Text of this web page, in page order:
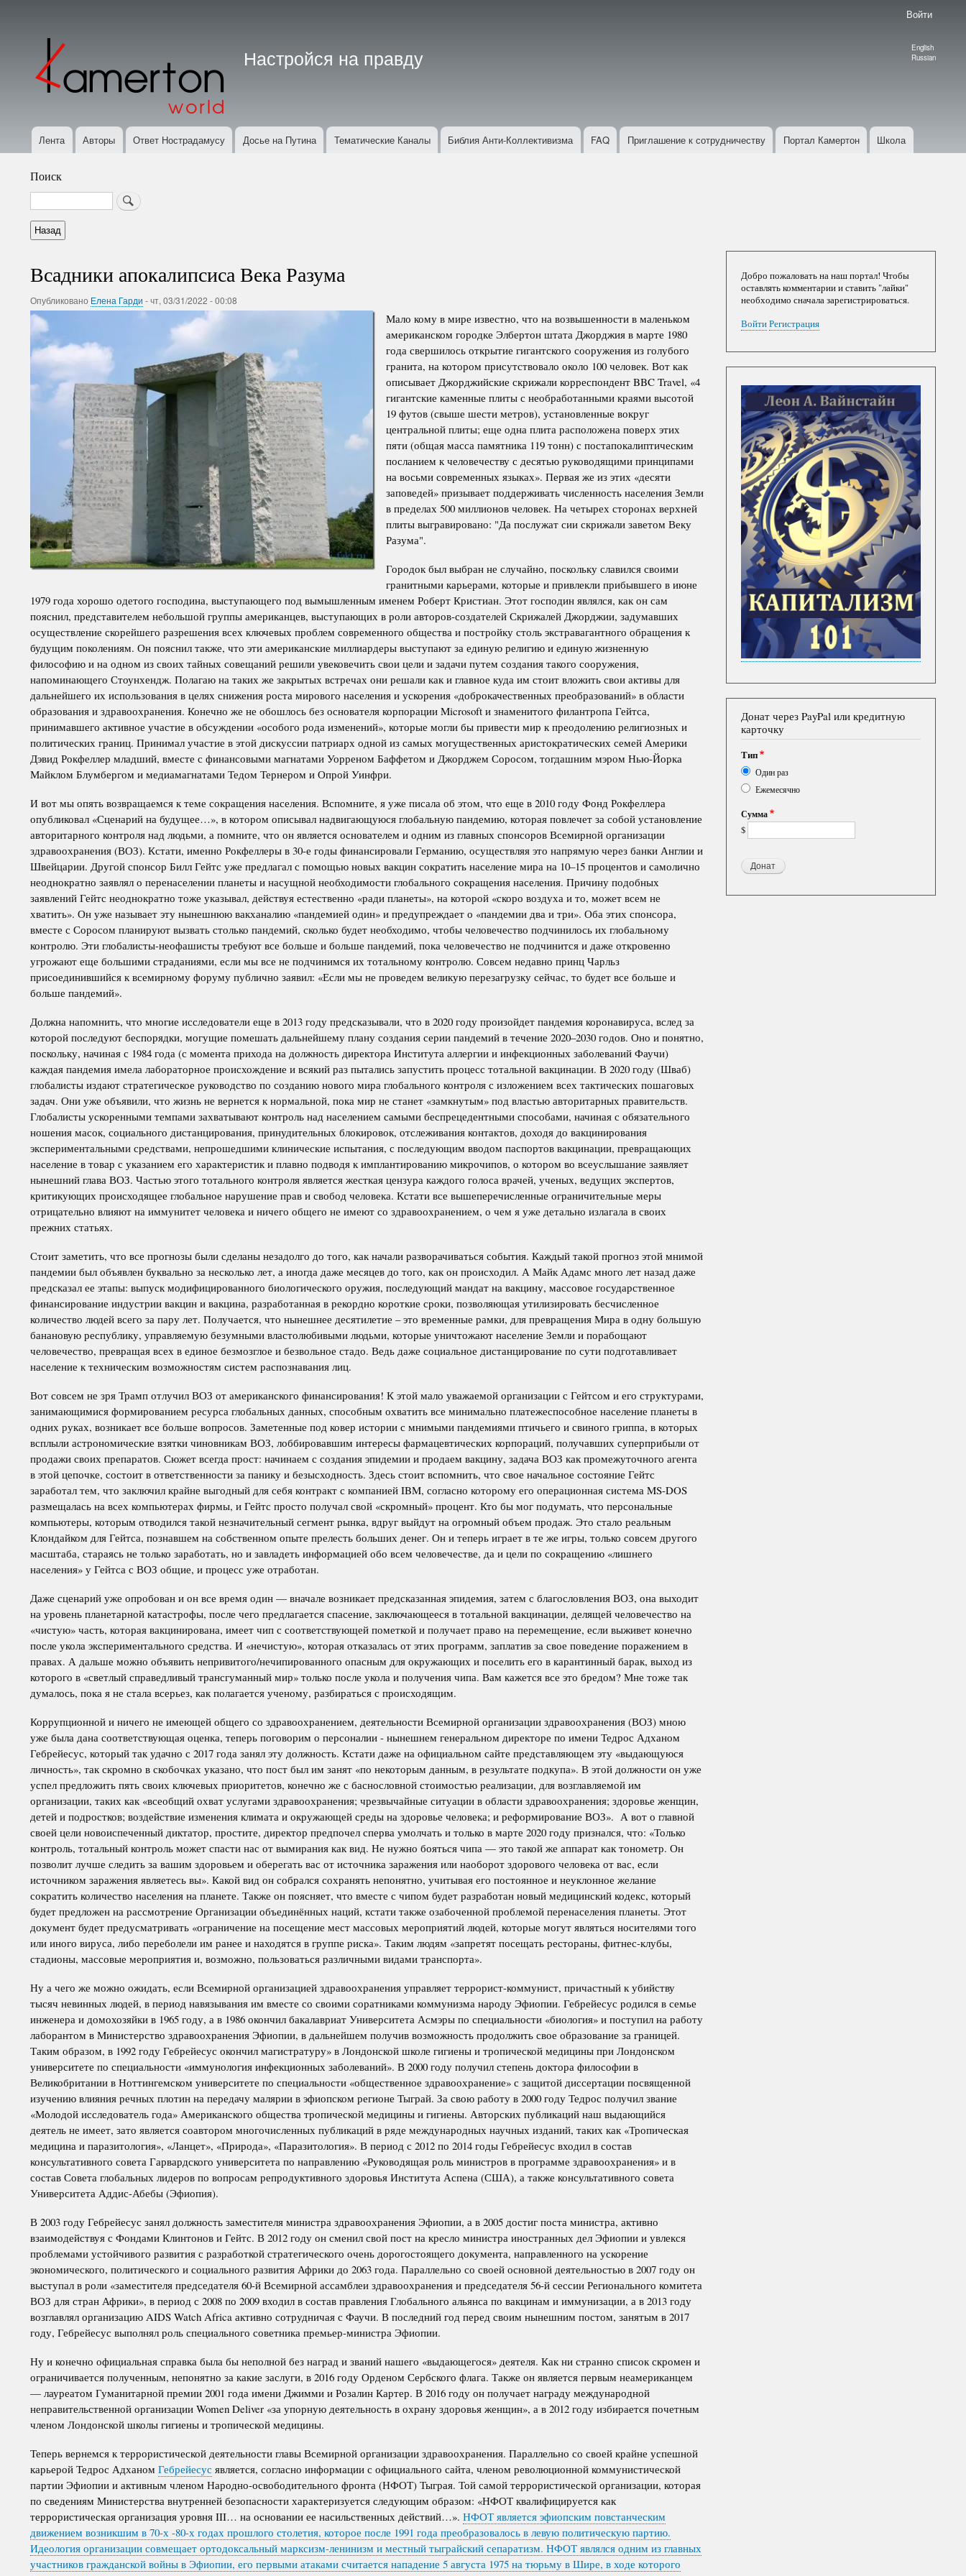
учётной
записи
пользователя
Войти
Language
English
Russian
Настройся на правду
Основная
Лента Авторы Ответ Нострадамусу Досье на Путина Тематические Каналы Библия Анти-Коллективизма FAQ Приглашение к сотрудничеству Портал Камертон Школа
Поиск
Search
Всадники апокалипсиса Века Разума
Опубликовано Елена Гарди -чт, 03/31/2022 - 00:08
Мало кому в мире известно, что на возвышенности в маленьком
американском городке Элбертон штата Джорджия в марте 1980
года свершилось открытие гигантского сооружения из голубого
гранита, на котором присутствовало около 100 человек. Вот как
описывает Джорджийские скрижали корреспондент BBC Travel, «4
гигантские каменные плиты с необработанными краями высотой
19 футов (свыше шести метров), установленные вокруг
центральной плиты; еще одна плита расположена поверх этих
пяти (общая масса памятника 119 тонн) с постапокалиптическим
посланием к человечеству с десятью руководящими принципами
на восьми современных языках». Первая же из этих «десяти
заповедей» призывает поддерживать численность населения Земли
в пределах 500 миллионов человек. На четырех сторонах верхней
плиты выгравировано: "Да послужат сии скрижали заветом Веку
Разума".
Городок был выбран не случайно, поскольку славился своими
гранитными карьерами, которые и привлекли прибывшего в июне
1979 года хорошо одетого господина, выступающего под вымышленным именем Роберт Кристиан. Этот господин являлся, как он сам
пояснил, представителем небольшой группы американцев, выступающих в роли авторов-создателей Скрижалей Джорджии, задумавших
осуществление скорейшего разрешения всех ключевых проблем современного общества и постройку столь экстравагантного обращения к
будущим поколениям. Он пояснил также, что эти американские миллиардеры выступают за единую религию и единую жизненную
философию и на одном из своих тайных совещаний решили увековечить свои цели и задачи путем создания такого сооружения,
напоминающего Стоунхендж. Полагаю на таких же закрытых встречах они решали как и главное куда им стоит вложить свои активы для
дальнейшего их использования в целях снижения роста мирового населения и ускорения «доброкачественных преобразований» в области
образования и здравоохранения. Конечно же не обошлось без основателя корпорации Microsoft и знаменитого филантропа Гейтса,
принимавшего активное участие в обсуждении «особого рода изменений», которые могли бы привести мир к преодолению религиозных и
политических границ. Принимал участие в этой дискуссии патриарх одной из самых могущественных аристократических семей Америки
Дэвид Рокфеллер младший, вместе с финансовыми магнатами Уорреном Баффетом и Джорджем Соросом, тогдашним мэром Нью-Йорка
Майклом Блумбергом и медиамагнатами Тедом Тернером и Опрой Уинфри.
И вот мы опять возвращаемся к теме сокращения населения. Вспомните, я уже писала об этом, что еще в 2010 году Фонд Рокфеллера
опубликовал «Сценарий на будущее…», в котором описывал надвигающуюся глобальную пандемию, которая повлечет за собой установление
авторитарного контроля над людьми, а помните, что он является основателем и одним из главных спонсоров Всемирной организации
здравоохранения (ВОЗ). Кстати, именно Рокфеллеры в 30-е годы финансировали Германию, осуществляя это напрямую через банки Англии и
Швейцарии. Другой спонсор Билл Гейтс уже предлагал с помощью новых вакцин сократить население мира на 10–15 процентов и самолично
неоднократно заявлял о перенаселении планеты и насущной необходимости глобального сокращения населения. Причину подобных
заявлений Гейтс неоднократно тоже указывал, действуя естественно «ради планеты», на которой «скоро воздуха и то, может всем не
хватить». Он уже называет эту нынешнюю вакханалию «пандемией один» и предупреждает о «пандемии два и три». Оба этих спонсора,
вместе с Соросом планируют вызвать столько пандемий, сколько будет необходимо, чтобы человечество подчинилось их глобальному
контролю. Эти глобалисты-неофашисты требуют все больше и больше пандемий, пока человечество не подчинится и даже откровенно
угрожают еще большими страданиями, если мы все не подчинимся их тотальному контролю. Совсем недавно принц Чарльз
присоединившийся к всемирному форуму публично заявил: «Если мы не проведем великую перезагрузку сейчас, то будет все больше и
больше пандемий».
Должна напомнить, что многие исследователи еще в 2013 году предсказывали, что в 2020 году произойдет пандемия коронавируса, вслед за
которой последуют беспорядки, могущие помешать дальнейшему плану создания серии пандемий в течение 2020–2030 годов. Оно и понятно,
поскольку, начиная с 1984 года (с момента прихода на должность директора Института аллергии и инфекционных заболеваний Фаучи)
каждая пандемия имела лабораторное происхождение и всякий раз пытались запустить процесс тотальной вакцинации. В 2020 году (Шваб)
глобалисты издают стратегическое руководство по созданию нового мира глобального контроля с изложением всех тактических пошаговых
задач. Они уже объявили, что жизнь не вернется к нормальной, пока мир не станет «замкнутым» под властью авторитарных правительств.
Глобалисты ускоренными темпами захватывают контроль над населением самыми беспрецедентными способами, начиная с обязательного
ношения масок, социального дистанцирования, принудительных блокировок, отслеживания контактов, доходя до вакцинирования
экспериментальными средствами, непрошедшими клинические испытания, с последующим вводом паспортов вакцинации, превращающих
население в товар с указанием его характеристик и плавно подводя к имплантированию микрочипов, о котором во всеуслышание заявляет
нынешний глава ВОЗ. Частью этого тотального контроля является жесткая цензура каждого голоса врачей, ученых, ведущих экспертов,
критикующих происходящее глобальное нарушение прав и свобод человека. Кстати все вышеперечисленные ограничительные меры
отрицательно влияют на иммунитет человека и ничего общего не имеют со здравоохранением, о чем я уже детально излагала в своих
прежних статьях.
Стоит заметить, что все прогнозы были сделаны незадолго до того, как начали разворачиваться события. Каждый такой прогноз этой мнимой
пандемии был объявлен буквально за несколько лет, а иногда даже месяцев до того, как он происходил. А Майк Адамс много лет назад даже
предсказал ее этапы: выпуск модифицированного биологического оружия, последующий мандат на вакцину, массовое государственное
финансирование индустрии вакцин и вакцина, разработанная в рекордно короткие сроки, позволяющая утилизировать бесчисленное
количество людей всего за пару лет. Получается, что нынешнее десятилетие – это временные рамки, для превращения Мира в одну большую
банановую республику, управляемую безумными властолюбивыми людьми, которые уничтожают население Земли и порабощают
человечество, превращая всех в единое безмозглое и безвольное стадо. Ведь даже социальное дистанцирование по сути подготавливает
население к техническим возможностям систем распознавания лиц.
Вот совсем не зря Трамп отлучил ВОЗ от американского финансирования! К этой мало уважаемой организации с Гейтсом и его структурами,
занимающимися формированием ресурса глобальных данных, способным охватить все минимально платежеспособное население планеты в
одних руках, возникает все больше вопросов. Заметенные под ковер истории с мнимыми пандемиями птичьего и свиного гриппа, в которых
всплыли астрономические взятки чиновникам ВОЗ, лоббировавшим интересы фармацевтических корпораций, получавших суперприбыли от
продажи своих препаратов. Сюжет всегда прост: начинаем с создания эпидемии и продаем вакцину, задача ВОЗ как промежуточного агента
в этой цепочке, состоит в ответственности за панику и безысходность. Здесь стоит вспомнить, что свое начальное состояние Гейтс
заработал тем, что заключил крайне выгодный для себя контракт с компанией IBM, согласно которому его операционная система MS-DOS
размещалась на всех компьютерах фирмы, и Гейтс просто получал свой «скромный» процент. Кто бы мог подумать, что персональные
компьютеры, которым отводился такой незначительный сегмент рынка, вдруг выйдут на огромный объем продаж. Это стало реальным
Клондайком для Гейтса, познавшем на собственном опыте прелесть больших денег. Он и теперь играет в те же игры, только совсем другого
масштаба, стараясь не только заработать, но и завладеть информацией обо всем человечестве, да и цели по сокращению «лишнего
населения» у Гейтса с ВОЗ общие, и процесс уже отработан.
Даже сценарий уже опробован и он все время один — вначале возникает предсказанная эпидемия, затем с благословления ВОЗ, она выходит
на уровень планетарной катастрофы, после чего предлагается спасение, заключающееся в тотальной вакцинации, делящей человечество на
«чистую» часть, которая вакцинирована, имеет чип с соответствующей пометкой и получает право на перемещение, если выживет конечно
после укола экспериментального средства. И «нечистую», которая отказалась от этих программ, заплатив за свое поведение поражением в
правах. А дальше можно объявить непривитого/нечипированного опасным для окружающих и поселить его в карантинный барак, выход из
которого в «светлый справедливый трансгуманный мир» только после укола и получения чипа. Вам кажется все это бредом? Мне тоже так
думалось, пока я не стала всерьез, как полагается ученому, разбираться с происходящим.
Коррупционной и ничего не имеющей общего со здравоохранением, деятельности Всемирной организации здравоохранения (ВОЗ) мною
уже была дана соответствующая оценка, теперь поговорим о персоналии - нынешнем генеральном директоре по имени Тедрос Адханом
Гебрейесус, который так удачно с 2017 года занял эту должность. Кстати даже на официальном сайте представляющем эту «выдающуюся
личность», так скромно в скобочках указано, что пост был им занят «по некоторым данным, в результате подкупа». В этой должности он уже
успел предложить пять своих ключевых приоритетов, конечно же с баснословной стоимостью реализации, для возглавляемой им
организации, таких как «всеобщий охват услугами здравоохранения; чрезвычайные ситуации в области здравоохранения; здоровье женщин,
детей и подростков; воздействие изменения климата и окружающей среды на здоровье человека; и реформирование ВОЗ». А вот о главной
своей цели новоиспеченный диктатор, простите, директор предпочел сперва умолчать и только в марте 2020 году признался, что: «Только
контроль, тотальный контроль может спасти нас от вымирания как вид. Не нужно бояться чипа — это такой же аппарат как тонометр. Он
позволит лучше следить за вашим здоровьем и оберегать вас от источника заражения или наоборот здорового человека от вас, если
источником заражения являетесь вы». Какой вид он собрался сохранять непонятно, учитывая его постоянное и неуклонное желание
сократить количество населения на планете. Также он поясняет, что вместе с чипом будет разработан новый медицинский кодекс, который
будет предложен на рассмотрение Организации объединённых наций, кстати также озабоченной проблемой перенаселения планеты. Этот
документ будет предусматривать «ограничение на посещение мест массовых мероприятий людей, которые могут являться носителями того
или иного вируса, либо переболели им ранее и находятся в группе риска». Таким людям «запретят посещать рестораны, фитнес-клубы,
стадионы, массовые мероприятия и, возможно, пользоваться различными видами транспорта».
Ну а чего же можно ожидать, если Всемирной организацией здравоохранения управляет террорист-коммунист, причастный к убийству
тысяч невинных людей, в период навязывания им вместе со своими соратниками коммунизма народу Эфиопии. Гебрейесус родился в семье
инженера и домохозяйки в 1965 году, а в 1986 окончил бакалавриат Университета Асмэры по специальности «биология» и поступил на работу
лаборантом в Министерство здравоохранения Эфиопии, в дальнейшем получив возможность продолжить свое образование за границей.
Таким образом, в 1992 году Гебрейесус окончил магистратуру» в Лондонской школе гигиены и тропической медицины при Лондонском
университете по специальности «иммунология инфекционных заболеваний». В 2000 году получил степень доктора философии в
Великобритании в Ноттингемском университете по специальности «общественное здравоохранение» с защитой диссертации посвященной
изучению влияния речных плотин на передачу малярии в эфиопском регионе Тыграй. За свою работу в 2000 году Тедрос получил звание
«Молодой исследователь года» Американского общества тропической медицины и гигиены. Авторских публикаций наш выдающийся
деятель не имеет, зато является соавтором многочисленных публикаций в ряде международных научных изданий, таких как «Тропическая
медицина и паразитология», «Ланцет», «Природа», «Паразитология». В период с 2012 по 2014 годы Гебрейесус входил в состав
консультативного совета Гарвардского университета по направлению «Руководящая роль министров в программе здравоохранения» и в
состав Совета глобальных лидеров по вопросам репродуктивного здоровья Института Аспена (США), а также консультативного совета
Университета Аддис-Абебы (Эфиопия).
В 2003 году Гебрейесус занял должность заместителя министра здравоохранения Эфиопии, а в 2005 достиг поста министра, активно
взаимодействуя с Фондами Клинтонов и Гейтс. В 2012 году он сменил свой пост на кресло министра иностранных дел Эфиопии и увлекся
проблемами устойчивого развития с разработкой стратегического очень дорогостоящего документа, направленного на ускорение
экономического, политического и социального развития Африки до 2063 года. Параллельно со своей основной деятельностью в 2007 году он
выступал в роли «заместителя председателя 60-й Всемирной ассамблеи здравоохранения и председателя 56-й сессии Регионального комитета
ВОЗ для стран Африки», в период с 2008 по 2009 входил в состав правления Глобального альянса по вакцинам и иммунизации, а в 2013 году
возглавлял организацию AIDS Watch Africa активно сотрудничая с Фаучи. В последний год перед своим нынешним постом, занятым в 2017
году, Гебрейесус выполнял роль специального советника премьер-министра Эфиопии.
Ну и конечно официальная справка была бы неполной без наград и званий нашего «выдающегося» деятеля. Как ни странно список скромен и
ограничивается полученным, непонятно за какие заслуги, в 2016 году Орденом Сербского флага. Также он является первым неамериканцем
— лауреатом Гуманитарной премии 2001 года имени Джимми и Розалин Картер. В 2016 году он получает награду международной
неправительственной организации Women Deliver «за упорную деятельность в охрану здоровья женщин», а в 2012 году избирается почетным
членом Лондонской школы гигиены и тропической медицины.
Теперь вернемся к террористической деятельности главы Всемирной организации здравоохранения. Параллельно со своей крайне успешной
карьерой Тедрос Адханом Гебрейесус является, согласно информации с официального сайта, членом революционной коммунистической
партии Эфиопии и активным членом Народно-освободительного фронта (НФОТ) Тыграя. Той самой террористической организации, которая
по сведениям Министерства внутренней безопасности характеризуется следующим образом: «НФОТ квалифицируется как
террористическая организация уровня III… на основании ее насильственных действий…». НФОТ является эфиопским повстанческим
движением возникшим в 70-х -80-х годах прошлого столетия, которое после 1991 года преобразовалось в левую политическую партию.
Идеология организации совмещает ортодоксальный марксизм-ленинизм и местный тыграйский сепаратизм. НФОТ являлся одним из главных
участников гражданской войны в Эфиопии, его первыми атаками считается нападение 5 августа 1975 на тюрьму в Шире, в ходе которого
Добро пожаловать на наш портал! Чтобы
оставлять комментарии и ставить "лайки"
необходимо сначала зарегистрироваться.
Войти Регистрация
Донат через PayPal или кредитную
карточку
Тип
Один раз
Ежемесячно
Сумма
$